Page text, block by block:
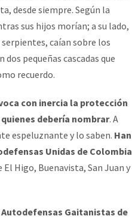
desde siempre. Según la
sus hijos morían; a su lado,
caían sobre los
pequeñas cascadas que
recuerdo.
con inercia la protección
debería nombrar. A
espeluznante y lo saben. Han
Unidas de Colombia
Higo, Buenavista, San Juan y
Autodefensas Gaitanistas de